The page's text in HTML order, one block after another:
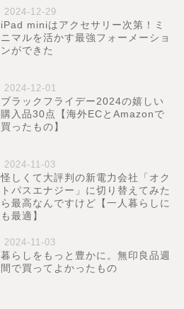
2024-12-29
iPad miniはアクセサリー次第！ミ
ニマルを活かす最強フォーメーショ
ンができた
2024-12-01
ブラックフライデー2024の嬉しい
購入品30点【海外ECとAmazonで
買ったもの】
2024-11-03
怪しくて大評判の新電力会社「オク
トパスエナジー」に切り替えてみた
ら最高なんですけど【一人暮らしに
も最適】
2024-11-03
暮らしをもっと豊かに。無印良品週
間で買ってよかったもの